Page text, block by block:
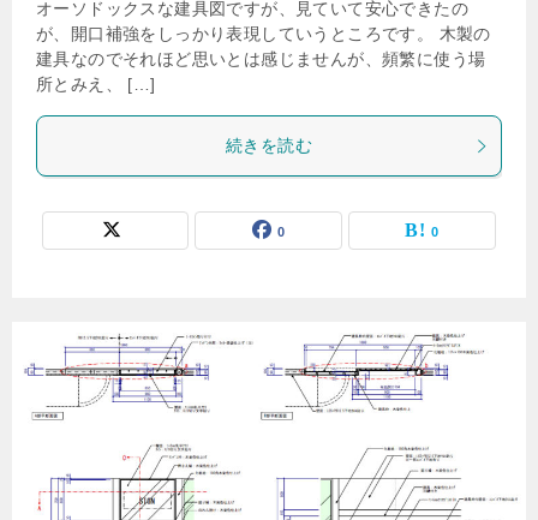
オーソドックスな建具図ですが、見ていて安心できたの
が、開口補強をしっかり表現していうところです。 木製の
建具なのでそれほど思いとは感じませんが、頻繁に使う場
所とみえ、 […]
続きを読む
0 0